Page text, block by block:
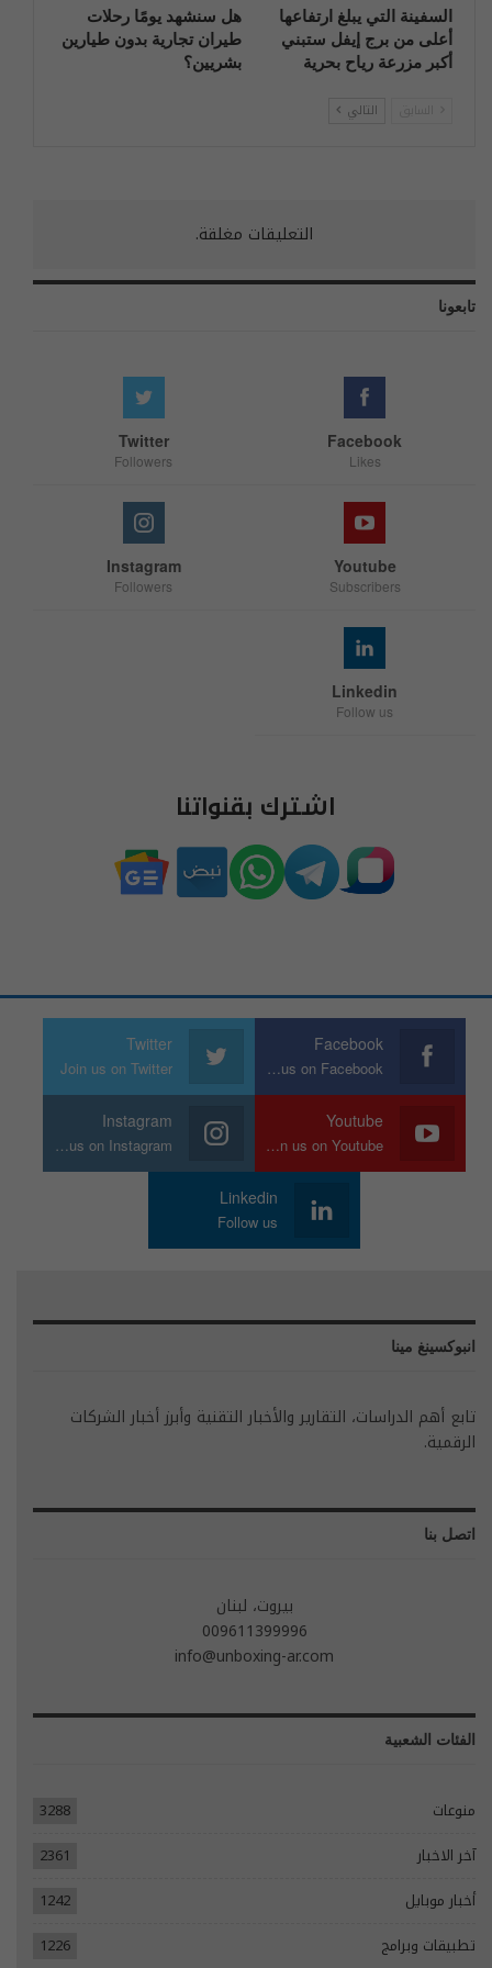
السفينة التي يبلغ ارتفاعها
أعلى من برج إيفل ستبني
أكبر مزرعة رياح بحرية
هل سنشهد يومًا رحلات
طيران تجارية بدون طيارين
بشريين؟
التالي
التعليقات مغلقة.
تابعونا
Facebook
Likes
Twitter
Followers
Youtube
Subscribers
Instagram
Followers
Linkedin
Follow us
اشترك بقنواتنا
Facebook
Join us on Facebook
Twitter
Join us on Twitter
Youtube
Join us on Youtube
Instagram
Join us on Instagram
Linkedin
Follow us
انبوكسينغ مينا
تابع أهم الدراسات، التقارير والأخبار التقنية وأبرز أخبار الشركات
الرقمية.
اتصل بنا
بيروت، لبنان
009611399996
info@unboxing-ar.com
الفئات الشعبية
منوعات
3288
آخر الاخبار
2361
أخبار موبايل
1242
تطبيقات وبرامج
1226